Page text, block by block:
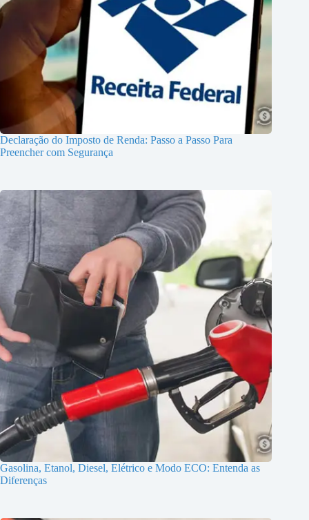
Declaração do Imposto de Renda: Passo a Passo Para
Preencher com Segurança
Gasolina, Etanol, Diesel, Elétrico e Modo ECO: Entenda as
Diferenças